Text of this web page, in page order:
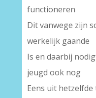
functioneren
Dit vanwege zijn
werkelijk gaande
Is en daarbij
jeugd ook nog
Eens uit hetzelfde